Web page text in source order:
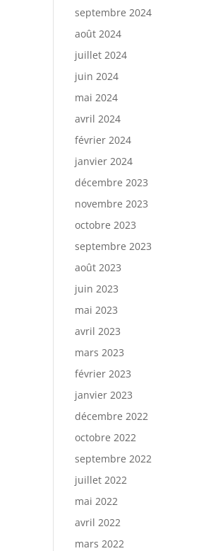
septembre 2024
août 2024
juillet 2024
juin 2024
mai 2024
avril 2024
février 2024
janvier 2024
décembre 2023
novembre 2023
octobre 2023
septembre 2023
août 2023
juin 2023
mai 2023
avril 2023
mars 2023
février 2023
janvier 2023
décembre 2022
octobre 2022
septembre 2022
juillet 2022
mai 2022
avril 2022
mars 2022